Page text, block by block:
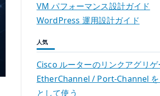
VM パフォーマンス設計ガイド
WordPress 運用設計ガイド
人気
Cisco ルーターのリンクアグリ
EtherChannel / Port-Channel
として使う